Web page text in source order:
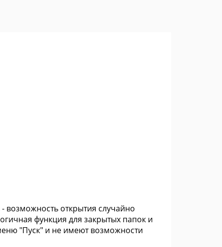
открытия случайно
функция для закрытых папок и
"Пуск" и не имеют возможности